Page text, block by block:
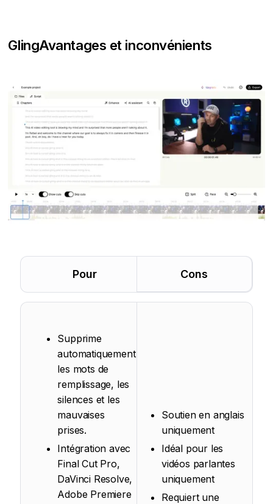
GlingAvantages et inconvénients
Pour Cons
Supprime
automatiquement
les mots de
remplissage, les
silences et les
mauvaises
prises.
Intégration avec
Final Cut Pro,
DaVinci Resolve,
Adobe Premiere
Soutien en anglais
uniquement
Idéal pour les
vidéos parlantes
uniquement
Requiert une